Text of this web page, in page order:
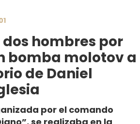
hombres por
bomba molotov a
de Daniel
por el comando